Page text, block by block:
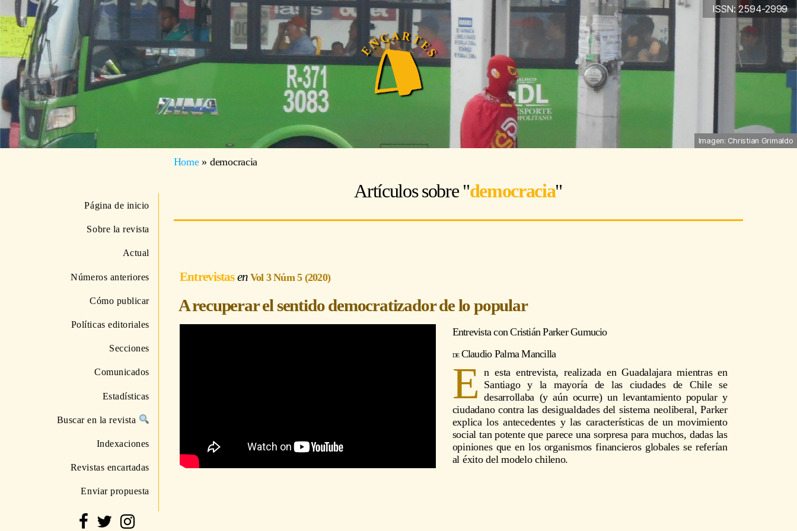
ISSN: 2594-2999
Imagen: Christian Grimaldo
Página de inicio
Sobre la revista
Actual
Números anteriores
Cómo publicar
Políticas editoriales
Secciones
Comunicados
Estadísticas
Buscar en la revista
Indexaciones
Revistas encartadas
Enviar propuesta
Home» democracia
Artículos sobre "democracia"
Entrevistas Vol 3 Núm 5 (2020)
A recuperar el sentido democratizador de lo popular
Entrevista conCristián Parker Gumucio
Claudio Palma Mancilla
E n esta entrevista, realizada en Guadalajara mientras en
Santiago y la mayoría de las ciudades de Chile se
desarrollaba (y aún ocurre) un levantamiento popular y
ciudadano contra las desigualdades del sistema neoliberal, Parker
explica los antecedentes y las características de un movimiento
social tan potente que parece una sorpresa para muchos, dadas las
opiniones que en los organismos financieros globales se referían
al éxito del modelo chileno.